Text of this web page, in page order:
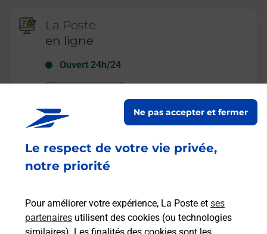
Le respect de votre vie privée,
notre priorité
Pour améliorer votre expérience, La Poste et ses
partenaires utilisent des cookies (ou technologies
Ne pas accepter et fermer
La Poste
en ligne
Ouvert 24h/24
Questions fréquemment posées